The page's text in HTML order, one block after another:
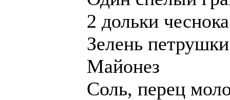
2 дольки чеснока
Зелень петрушки
Майонез
Соль, перец